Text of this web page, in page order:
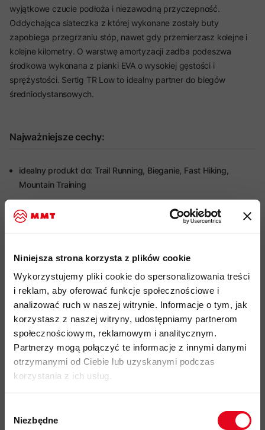
Niniejsza strona korzysta z plików cookie
Wykorzystujemy pliki cookie do spersonalizowania treści
i reklam, aby oferować funkcje społecznościowe i
analizować ruch w naszej witrynie. Informacje o tym, jak
korzystasz z naszej witryny, udostępniamy partnerom
społecznościowym, reklamowym i analitycznym.
Partnerzy mogą połączyć te informacje z innymi danymi
otrzymanymi od Ciebie lub uzyskanymi podczas
korzystania z ich usług.
zgody
Niezbędne
wyjątkowe czucie podłoża i niezawodną przyczepność.
Oddychająca siateczka z której wykonane zostały buty
zapobiega przegrzaniu stóp, nawet gdy przemierzasz kolejne i
kolejne kilometry. O warstwę amortyzacji zadba podeszwa
środkowa wykonana z pianki EVA o wysokiej gęstości i
sprężystości. Sertig TR Low to idealny partner do biegów
średniodystansowych.
Najważniejsze cechy:
idealny produkt do: Trail Running, Bieganie, Fast Hiking,
Mountain Training
średnich dystansów
cholewka buta wykonana z wysoce wentylowanych
zdrowia związków PFC
podeszwa Mammut Swiss Designodpowiada za trakcję i
responsywność podczas biegu
wysoki poziom amortyzacji i tłumienia drgańdzięki
zastosowaniumiękkiej i doskonale tłumiącej nierówności,
warstwie z pianki EVA w środkowej części podeszwy
Speed Lace System
szybki i precyzyjny system sznurowania
wzmocnienie gumowe na czubku buta